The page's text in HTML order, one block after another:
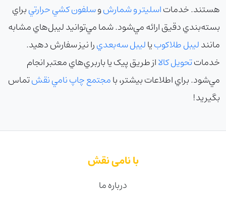
هستند. خدماتاسليتر و شمارشوسلفون کشي حرارتيبراي
بسته‌بندي دقيق ارائه مي‌شود. شما مي‌توانيد ليبل‌هاي مشابه
مانندليبل طلاکوبياليبل سه‌بعديرا نيز سفارش دهيد.
خدماتتحويل کالااز طريق پيک يا باربري‌هاي معتبر انجام
مي‌شود. براي اطلاعات بيشتر، بامجتمع چاپ نامي نقشتماس
بگيريد!
با نامی نقش
درباره ما